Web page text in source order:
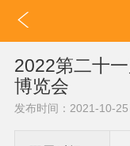
2022第二十
博览会
发布时间：2021-10-25